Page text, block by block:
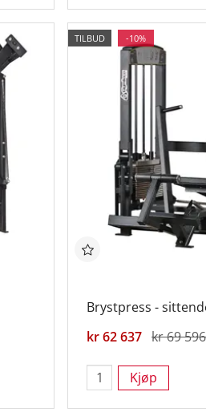
TILBUD -10%
Brystpress -
kr 62 637 kr 69 596
Kjøp